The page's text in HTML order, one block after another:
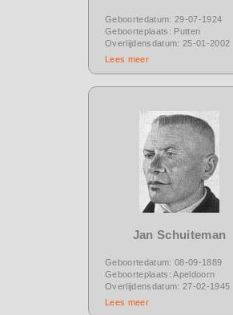
Geboortedatum: 29-07-1924
Geboorteplaats: Putten
Overlijdensdatum: 25-01-2002
Lees meer
Jan Schuiteman
Geboortedatum: 08-09-1889
Geboorteplaats: Apeldoorn
Overlijdensdatum: 27-02-1945
Lees meer